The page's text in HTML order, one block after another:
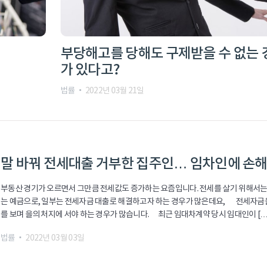
부당해고를 당해도 구제받을 수 없는
가 있다고?
법률 2022년 03월 21일
말 바꿔 전세대출 거부한 집주인… 임차인에 손
부동산 경기가 오르면서 그만큼 전세값도 증가하는 요즘입니다. 전세를 살기 위해서
는 예금으로, 일부는 전세자금 대출로 해결하고자 하는 경우가 많은데요, 전세자금
를 보며 을의 처지에 서야 하는 경우가 많습니다. 최근 임대차계약 당시 임대인이
법률 2022년 03월 03일